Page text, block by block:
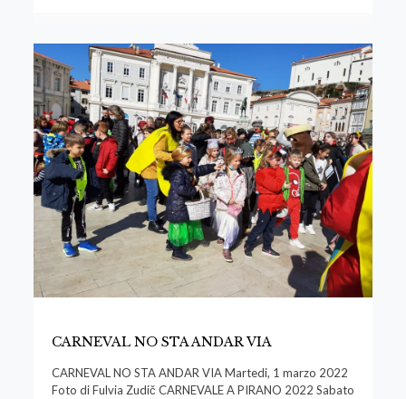
CARNEVAL NO STA ANDAR VIA
CARNEVAL NO STA ANDAR VIA Martedi, 1 marzo 2022
Foto di Fulvia Zudič CARNEVALE A PIRANO 2022 Sabato